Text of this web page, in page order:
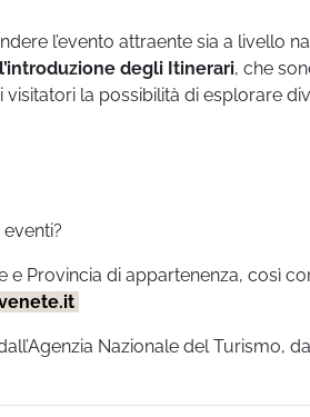
l’evento attraente sia a livello
degli Itinerari, che
la possibilità di esplorare
e Provincia di appartenenza, così
Nazionale del Turismo,